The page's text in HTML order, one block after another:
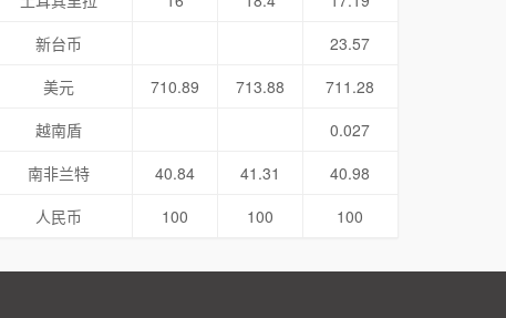
新台币
23.57
美元
710.89 713.88
711.28
越南盾
0.027
南非兰特
40.84 41.31
40.98
人民币
100 100 100